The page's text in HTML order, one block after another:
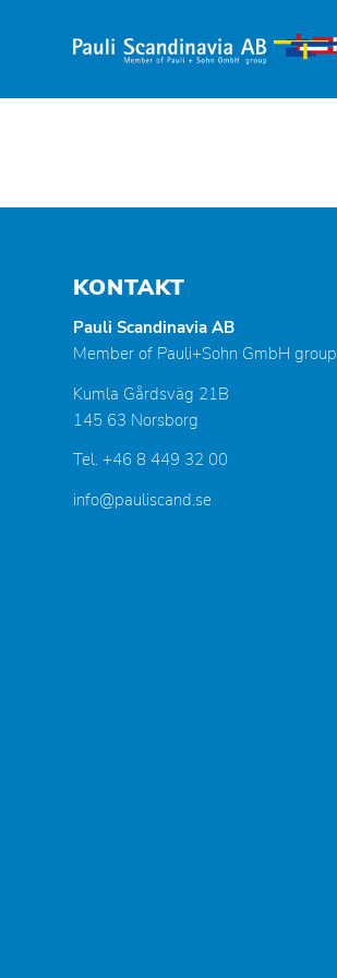
KONTAKT
Pauli Scandinavia AB
Member of Pauli+Sohn GmbH group
Kumla Gårdsväg 21B
145 63 Norsborg
Tel. +46 8 449 32 00
info@pauliscand.se